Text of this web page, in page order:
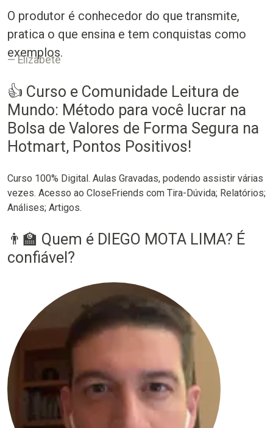
O produtor é conhecedor do que transmite,
pratica o que ensina e tem conquistas como
exemplos.
Elizabete
👍 Curso e Comunidade Leitura de
Mundo: Método para você lucrar na
Bolsa de Valores de Forma Segura na
Hotmart, Pontos Positivos!
Curso 100% Digital. Aulas Gravadas, podendo assistir várias
vezes. Acesso ao CloseFriends com Tira-Dúvida; Relatórios;
Análises; Artigos.
👨‍🏫 Quem é DIEGO MOTA LIMA? É
confiável?